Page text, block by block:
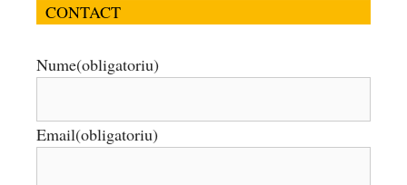
CONTACT
Nume(obligatoriu)
Email(obligatoriu)